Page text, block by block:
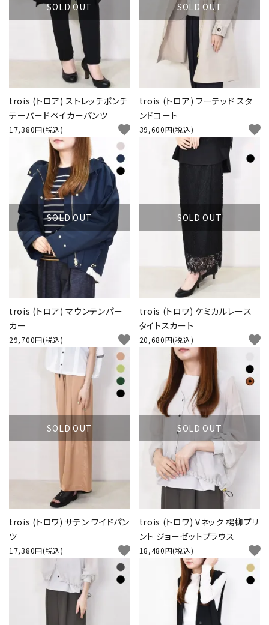
SOLD OUT
trois (トロア) ストレッチポンチ
テーパードベイカーパンツ
17,380円(税込) favorite
SOLD OUT
trois (トロア) フーテッド スタ
ンドコート
39,600円(税込) favorite
SOLD OUT
trois (トロア) マウンテンパー
カー
29,700円(税込) favorite
SOLD OUT
trois (トロワ) ケミカルレース
タイトスカート
20,680円(税込) favorite
SOLD OUT
trois (トロワ) サテン ワイドパン
ツ
17,380円(税込) favorite
SOLD OUT
trois (トロワ) Vネック 楊柳プリ
ント ジョーゼットブラウス
18,480円(税込) favorite